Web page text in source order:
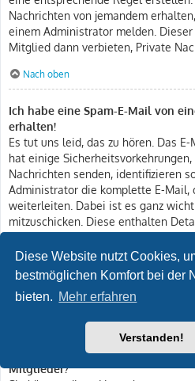
Diese Website nutzt Cookies,
bestmöglichen Komfort bei der
bieten. Mehr erfahren
Verstanden!
Nachrichten von jemandem
einem Administrator melden.
Mitglied dann verbieten, Private
Nach oben
Ich habe eine Spam-E-Mail von
erhalten!
Es tut uns leid, das zu hören. Das
hat einige
Nachrichten senden, identifizieren
Administrator die komplette E-Mail,
weiterleiten. Dabei ist es ganz
mitzuschicken. Diese enthalten
E-Mail verschickt hat. Der
reagieren.
Nach oben
Freunde und ignorierte
Wozu benötige ich die Listen der
Mitglieder?